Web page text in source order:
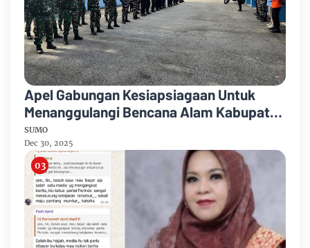
Apel Gabungan Kesiapsiagaan Untuk
Menanggulangi Bencana Alam Kabupaten
Bengkalis
SUMO
Dec 30, 2025